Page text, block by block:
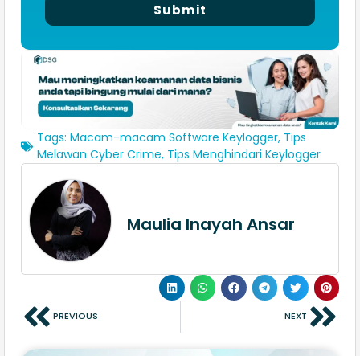
Submit
Tags: Macam-macam Software Keylogger, Tips
Melawan Cyber Crime, Tips Menghindari Keylogger
Maulia Inayah Ansar
PREVIOUS NEXT